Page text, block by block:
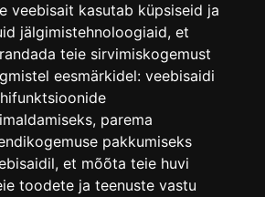
veebisait kasutab küpsiseid ja
jälgimistehnoloogiaid, et
teie sirvimiskogemust
eesmärkidel: veebisaidi
, parema
pakkumiseks
, et mõõta teie huvi
toodete ja teenuste vastu
Linnamuuseum
Vene 17